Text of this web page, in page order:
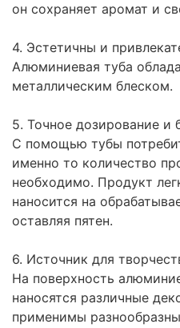
он сохраняет аромат и
4. Эстетичны и
Алюминиевая туба
металлическим блеском.
5. Точное дозирование и
С помощью тубы
именно то количество
необходимо. Продукт
наносится на
оставляя пятен.
6. Источник для
На поверхность
наносятся различные
применимы